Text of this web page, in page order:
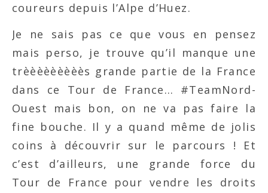
coureurs depuis l’Alpe d’Huez.
Je ne sais pas ce que vous en pensez
mais perso, je trouve qu’il manque une
trèèèèèèèèès grande partie de la France
dans ce Tour de France… #TeamNord-
Ouest mais bon, on ne va pas faire la
fine bouche. Il y a quand même de jolis
coins à découvrir sur le parcours ! Et
c’est d’ailleurs, une grande force du
Tour de France pour vendre les droits